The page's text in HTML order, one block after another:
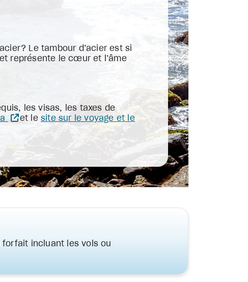
Le tambour d’acier est si
représente le cœur et l’âme
les visas, les taxes de
et lesite sur le voyage et le
incluant les vols ou